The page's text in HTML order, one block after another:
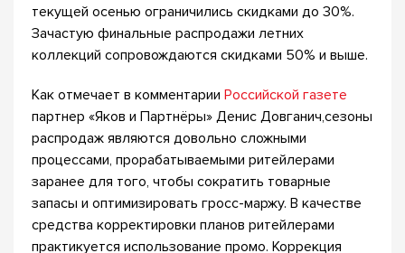
текущей осенью ограничились скидками до 30%.
Зачастую финальные распродажи летних
коллекций сопровождаются скидками 50% и выше.
Как отмечает в комментарии Российской газете
партнер «Яков и Партнёры» Денис Довганич,сезоны
распродаж являются довольно сложными
процессами, прорабатываемыми ритейлерами
заранее для того, чтобы сократить товарные
запасы и оптимизировать гросс-маржу. В качестве
средства корректировки планов ритейлерами
практикуется использование промо. Коррекция